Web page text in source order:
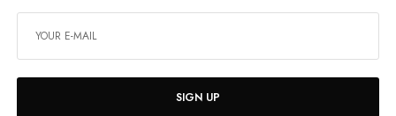
SIGN UP